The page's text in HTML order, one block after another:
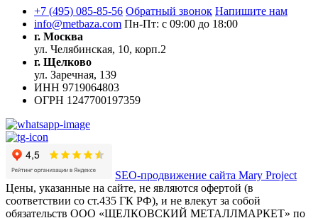
+7 (495) 085-85-56 Обратный звонок Напишите нам
info@metbaza.com Пн-Пт: с 09:00 до 18:00
г. Москва
ул. Челябинская, 10, корп.2
г. Щелково
ул. Заречная, 139
ИНН 9719064803
ОГРН 1247700197359
SEO-продвижение сайта Mary Project
Цены, указанные на сайте, не являются офертой (в
соответствии со ст.435 ГК РФ), и не влекут за собой
обязательств ООО «ЩЕЛКОВСКИЙ МЕТАЛЛМАРКЕТ» по